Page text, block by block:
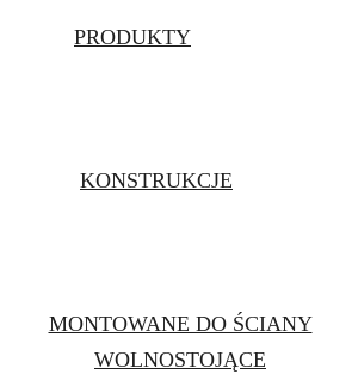
PRODUKTY
KONSTRUKCJE
MONTOWANE DO ŚCIANY
WOLNOSTOJĄCE